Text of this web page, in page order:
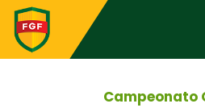
Campeonato